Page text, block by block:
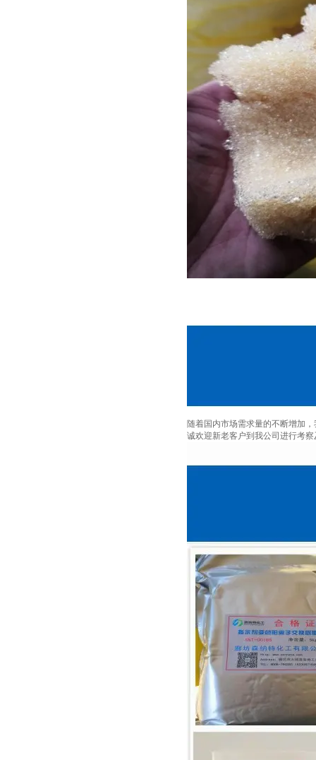
随着国内市场需求量的不断增加
诚欢迎新老客户到我公司进行考